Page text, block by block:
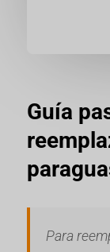
Guía
Para